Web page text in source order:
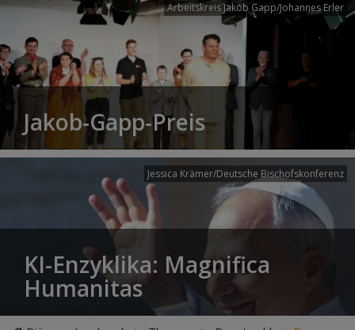
Arbeitskreis Jakob Gapp/Johannes Erler
Jakob-Gapp-Preis
Jessica Krämer/Deutsche Bischofskonferenz
KI-Enzyklika: Magnifica
Humanitas